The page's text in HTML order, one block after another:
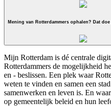
Mening van Rotterdammers ophalen? Dat
Mijn Rotterdam is dé centrale
Rotterdammers de mogelijkheid
en - beslissen. Een plek waar
weten te vinden en samen een
samenwerken en leven is. En
op gemeentelijk beleid en hun